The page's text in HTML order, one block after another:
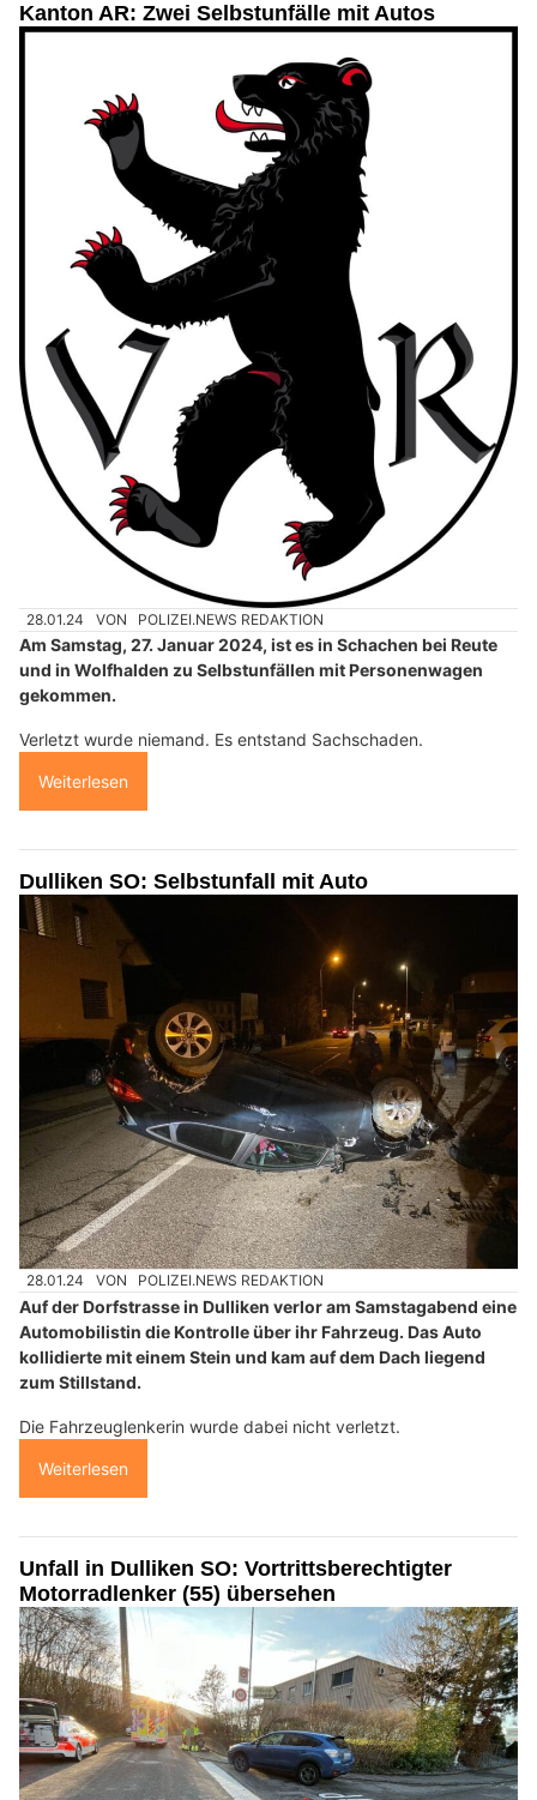
Kanton AR: Zwei Selbstunfälle mit Autos
28.01.24 VON POLIZEI.NEWS REDAKTION
Am Samstag, 27. Januar 2024, ist es in Schachen bei Reute
und in Wolfhalden zu Selbstunfällen mit Personenwagen
gekommen.
Verletzt wurde niemand. Es entstand Sachschaden.
Weiterlesen
Dulliken SO: Selbstunfall mit Auto
28.01.24 VON POLIZEI.NEWS REDAKTION
Auf der Dorfstrasse in Dulliken verlor am Samstagabend eine
Automobilistin die Kontrolle über ihr Fahrzeug. Das Auto
kollidierte mit einem Stein und kam auf dem Dach liegend
zum Stillstand.
Die Fahrzeuglenkerin wurde dabei nicht verletzt.
Weiterlesen
Unfall in Dulliken SO: Vortrittsberechtigter
Motorradlenker (55) übersehen